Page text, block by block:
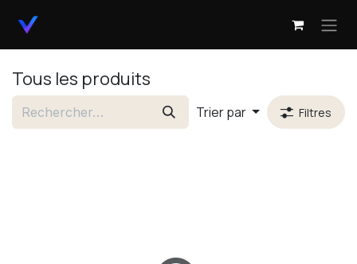
Tous les produits
Trier par Filtres